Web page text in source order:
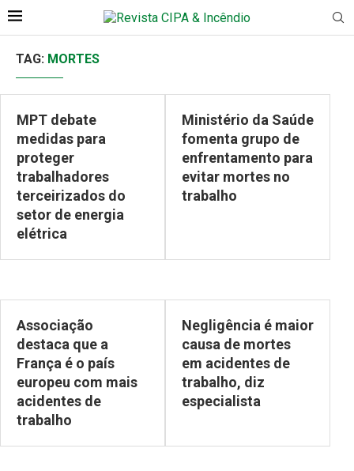
TAG: MORTES
MPT debate
medidas para
proteger
trabalhadores
terceirizados do
setor de energia
elétrica
Ministério da Saúde
fomenta grupo de
enfrentamento para
evitar mortes no
trabalho
Associação
destaca que a
França é o país
europeu com mais
acidentes de
trabalho
Negligência é maior
causa de mortes
em acidentes de
trabalho, diz
especialista